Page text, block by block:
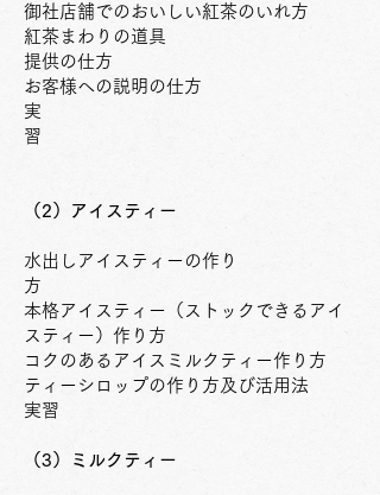
御社店舗でのおいしい紅茶のいれ方
紅茶まわりの道具
提供の仕方
お客様への説明の仕方
実
習
（2）アイスティー
水出しアイスティーの作り
方
本格アイスティー（ストックできるアイ
スティー）作り方
コクのあるアイスミルクティー作り方
ティーシロップの作り方及び活用法
​実習
（3）ミルクティー